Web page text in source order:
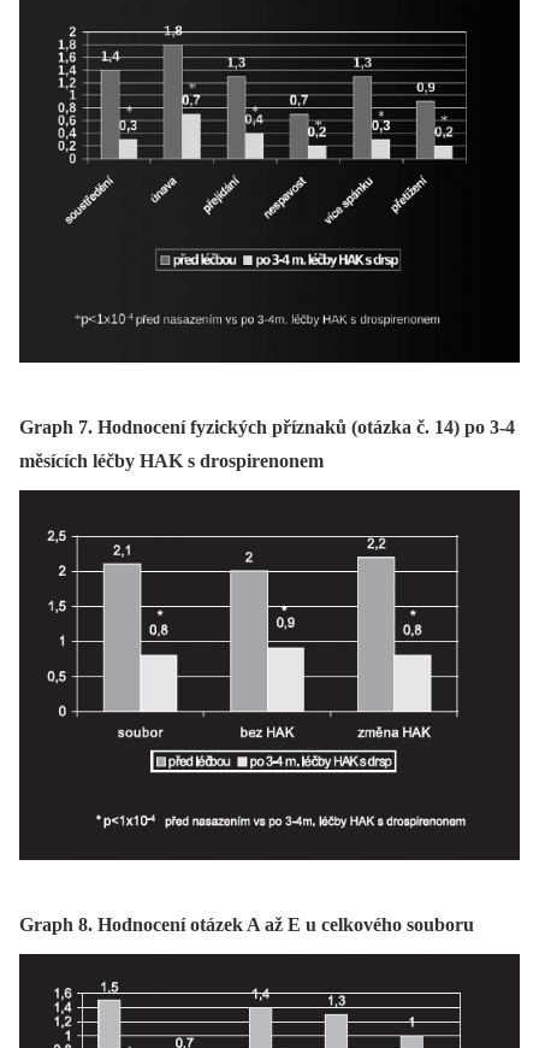
Graph 7. Hodnocení fyzických příznaků (otázka č. 14) po 3-4
měsících léčby HAK s drospirenonem
Graph 8. Hodnocení otázek A až E u celkového souboru